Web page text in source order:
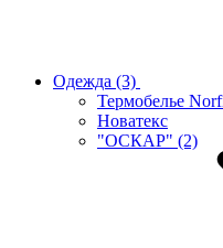
Одежда (3)
Термобелье
Новатекс
"ОСКАР" (2)